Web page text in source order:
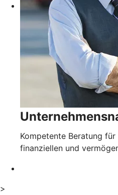
Kompetente Beratung
finanziellen und
>